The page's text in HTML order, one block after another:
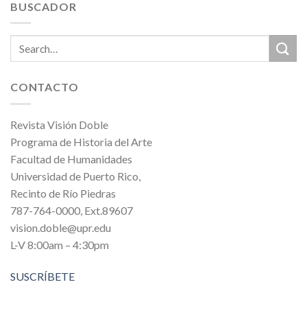
BUSCADOR
CONTACTO
Revista Visión Doble
Programa de Historia del Arte
Facultad de Humanidades
Universidad de Puerto Rico,
Recinto de Río Piedras
787-764-0000, Ext.89607
vision.doble@upr.edu
L-V 8:00am – 4:30pm
SUSCRÍBETE